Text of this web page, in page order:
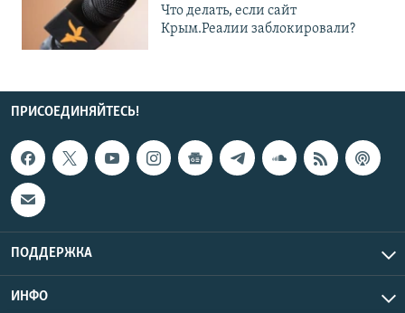
Что делать, если сайт
Крым.Реалии заблокировали?
ПРИСОЕДИНЯЙТЕСЬ!
ПОДДЕРЖКА
ИНФО